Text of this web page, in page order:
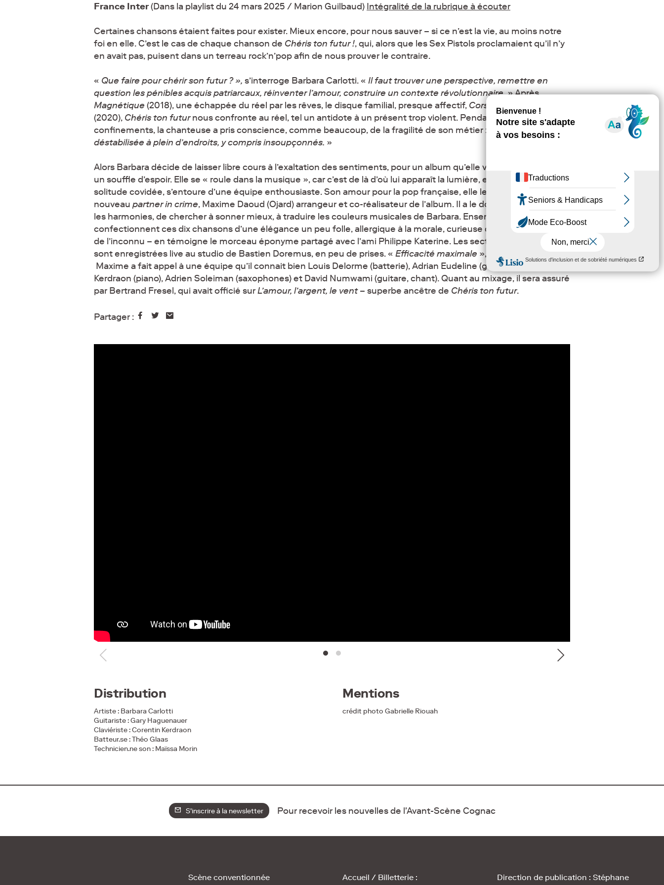
France Inter(Dans la playlist du 24 mars 2025 / Marion Guilbaud) Intégralité de la rubrique à écouter
Certaines chansons étaient faites pour exister. Mieux encore, pour nous sauver – si ce n’est la vie, au moins notre
foi en elle. C’est le cas de chaque chanson de Chéris ton futur !, qui, alors que les Sex Pistols proclamaient qu’il n’y
en avait pas, puisent dans un terreau rock’n’pop afin de nous prouver le contraire.
« Que faire pour chérir son futur ? », s’interroge Barbara Carlotti. « Il faut trouver une perspective, remettre en
question les pénibles acquis patriarcaux, réinventer l’amour, construire un contexte révolutionnaire. » Après
Magnétique (2018), une échappée du réel par les rêves, le disque familial, presque affectif, Corse île d’amour
(2020), Chéris ton futurnous confronte au réel, tel un antidote à un présent trop violent. Pendant les
confinements, la chanteuse a pris conscience, comme beaucoup, de la fragilité de son métier : « ce qui m’a
déstabilisée à plein d’endroits, y compris insoupçonnés. »
Alors Barbara décide de laisser libre cours à l’exaltation des sentiments, pour un album qu’elle veut galvanisant, tel
un souffle d’espoir. Elle se « roule dans la musique », car c’est de là d’où lui apparaît la lumière, et, après les mois de
solitude covidée, s’entoure d’une équipe enthousiaste. Son amour pour la pop française, elle le cultive ici avec un
nouveau partner in crime, Maxime Daoud (Ojard) arrangeur et co-réalisateur de l’album. Il a le don de faire évoluer
les harmonies, de chercher à sonner mieux, à traduire les couleurs musicales de Barbara. Ensemble, ils
confectionnent ces dix chansons d’une élégance un peu folle, allergique à la morale, curieuse de tout et surtout
de l’inconnu – en témoigne le morceau éponyme partagé avec l’ami Philippe Katerine. Les sections rythmiques
sont enregistrées live au studio de Bastien Doremus, en peu de prises. « Efficacité maximale », souligne Barbara.
Maxime a fait appel à une équipe qu’il connait bien Louis Delorme (batterie), Adrian Eudeline (guitare), Corentin
Kerdraon (piano), Adrien Soleiman (saxophones) et David Numwami (guitare, chant). Quant au mixage, il sera assuré
par Bertrand Fresel, qui avait officié surL’amour, l’argent, le vent– superbe ancêtre de Chéris ton futur.
Partager :
Distribution
Artiste : Barbara Carlotti
Guitariste : Gary Haguenauer
Claviériste : Corentin Kerdraon
Batteur.se : Théo Glaas
Technicien.ne son : Maïssa Morin
Mentions
crédit photo Gabrielle Riouah
S'inscrire à la newsletter Pour recevoir les nouvelles de l'Avant-Scène Cognac
Scène conventionnée
Accueil / Billetterie :
Direction de publication : Stéphane